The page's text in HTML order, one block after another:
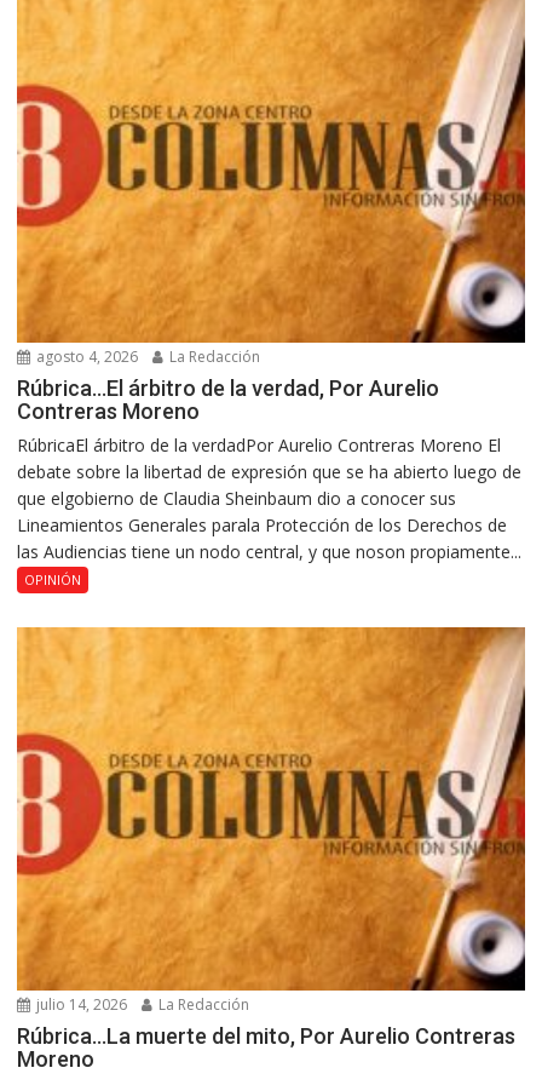
agosto 4, 2026 La Redacción
Rúbrica…El árbitro de la verdad, Por Aurelio
Contreras Moreno
RúbricaEl árbitro de la verdadPor Aurelio Contreras Moreno El
debate sobre la libertad de expresión que se ha abierto luego de
que elgobierno de Claudia Sheinbaum dio a conocer sus
Lineamientos Generales parala Protección de los Derechos de
las Audiencias tiene un nodo central, y que noson propiamente...
OPINIÓN
julio 14, 2026 La Redacción
Rúbrica…La muerte del mito, Por Aurelio Contreras
Moreno